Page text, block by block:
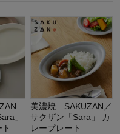
、ダイニング、キッチン、その
見つけて
」
美濃焼 SAKUZAN／
サクザン「Sara」 カ
レープレート